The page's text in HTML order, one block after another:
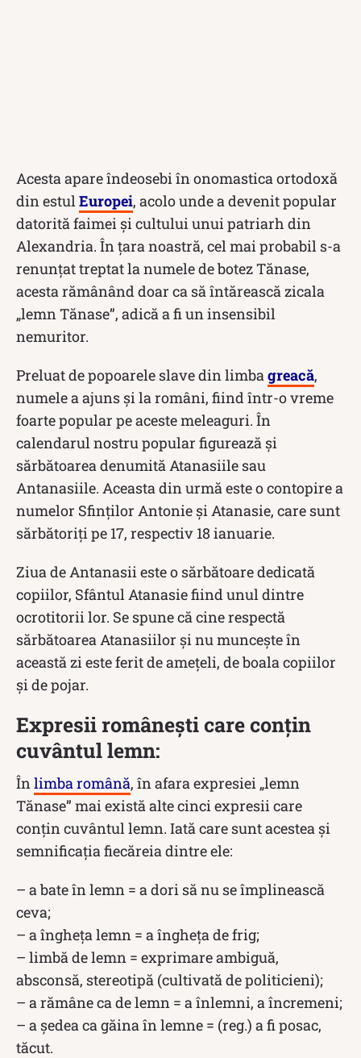
Acesta apare îndeosebi în onomastica ortodoxă
din estul Europei, acolo unde a devenit popular
datorită faimei şi cultului unui patriarh din
Alexandria. În țara noastră, cel mai probabil s-a
renunţat treptat la numele de botez Tănase,
acesta rămânând doar ca să întărească zicala
„lemn Tănase”, adică a fi un insensibil
nemuritor.
Preluat de popoarele slave din limba greacă,
numele a ajuns și la români, fiind într-o vreme
foarte popular pe aceste meleaguri. În
calendarul nostru popular figurează şi
sărbătoarea denumită Atanasiile sau
Antanasiile. Aceasta din urmă este o contopire a
numelor Sfinţilor Antonie şi Atanasie, care sunt
sărbătoriți pe 17, respectiv 18 ianuarie.
Ziua de Antanasii este o sărbătoare dedicată
copiilor, Sfântul Atanasie fiind unul dintre
ocrotitorii lor. Se spune că cine respectă
sărbătoarea Atanasiilor și nu muncește în
această zi este ferit de ameţeli, de boala copiilor
şi de pojar.
Expresii românești care conțin
cuvântul lemn:
În limba română, în afara expresiei „lemn
Tănase” mai există alte cinci expresii care
conțin cuvântul lemn. Iată care sunt acestea și
semnificația fiecăreia dintre ele:
– a bate în lemn = a dori să nu se împlinească
ceva;
– a îngheța lemn = a îngheța de frig;
– limbă de lemn = exprimare ambiguă,
absconsă, stereotipă (cultivată de politicieni);
– a rămâne ca de lemn = a înlemni, a încremeni;
– a ședea ca găina în lemne = (reg.) a fi posac,
tăcut.